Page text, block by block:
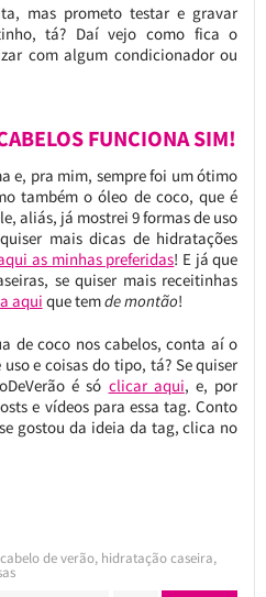
mas prometo testar e gravar
tá? Daí vejo como fica o
com algum condicionador ou
FUNCIONA SIM!
e, pra mim, sempre foi um ótimo
também o óleo de coco, que é
aliás, já mostrei 9 formas de uso
mais dicas de hidratações
as minhas preferidas! E já que
se quiser mais receitinhas
aqui que temde montão!
de coco nos cabelos, conta aí o
e coisas do tipo, tá? Se quiser
é só clicar aqui, e, por
e vídeos para essa tag. Conto
gostou da ideia da tag, clica no
cabelo de verão, hidratação caseira,